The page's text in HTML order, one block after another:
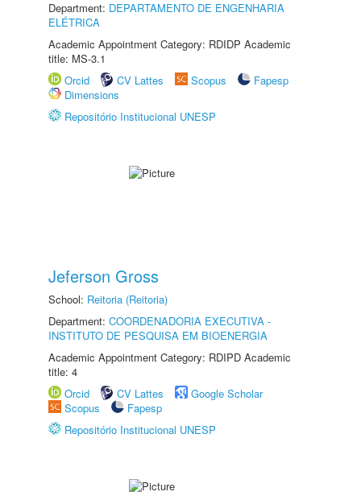
Department: DEPARTAMENTO DE ENGENHARIA
ELÉTRICA
Academic Appointment Category: RDIDP Academic
title: MS-3.1
Orcid
CV Lattes Scopus
Fapesp
Dimensions
Repositório Institucional UNESP
Jeferson Gross
School: Reitoria (Reitoria)
Department: COORDENADORIA EXECUTIVA -
INSTITUTO DE PESQUISA EM BIOENERGIA
Academic Appointment Category: RDIPD Academic
title: 4
Orcid
CV Lattes
Google Scholar
Scopus
Fapesp
Repositório Institucional UNESP